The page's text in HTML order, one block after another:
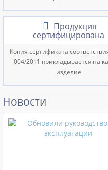
Продукция
сертифицирована
Копия сертификата
004/2011 прикладывается на
изделие
Новости